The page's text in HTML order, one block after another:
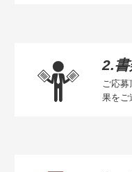
2.
ご応
果をご